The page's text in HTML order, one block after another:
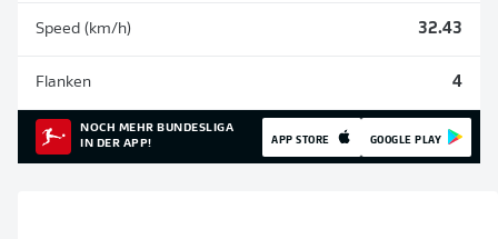
Speed (km/h) 32.43
Flanken 4
NOCH MEHR BUNDESLIGA
IN DER APP!
APP STORE GOOGLE PLAY